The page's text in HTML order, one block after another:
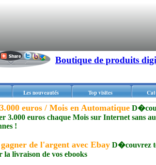
Boutique de produits
Les nouveautés Top visites
euros / Mois en Automatique
3.000 euros chaque Mois sur Internet sans
!
de l'argent avec Ebay D�couvrez
la livraison de vos ebooks